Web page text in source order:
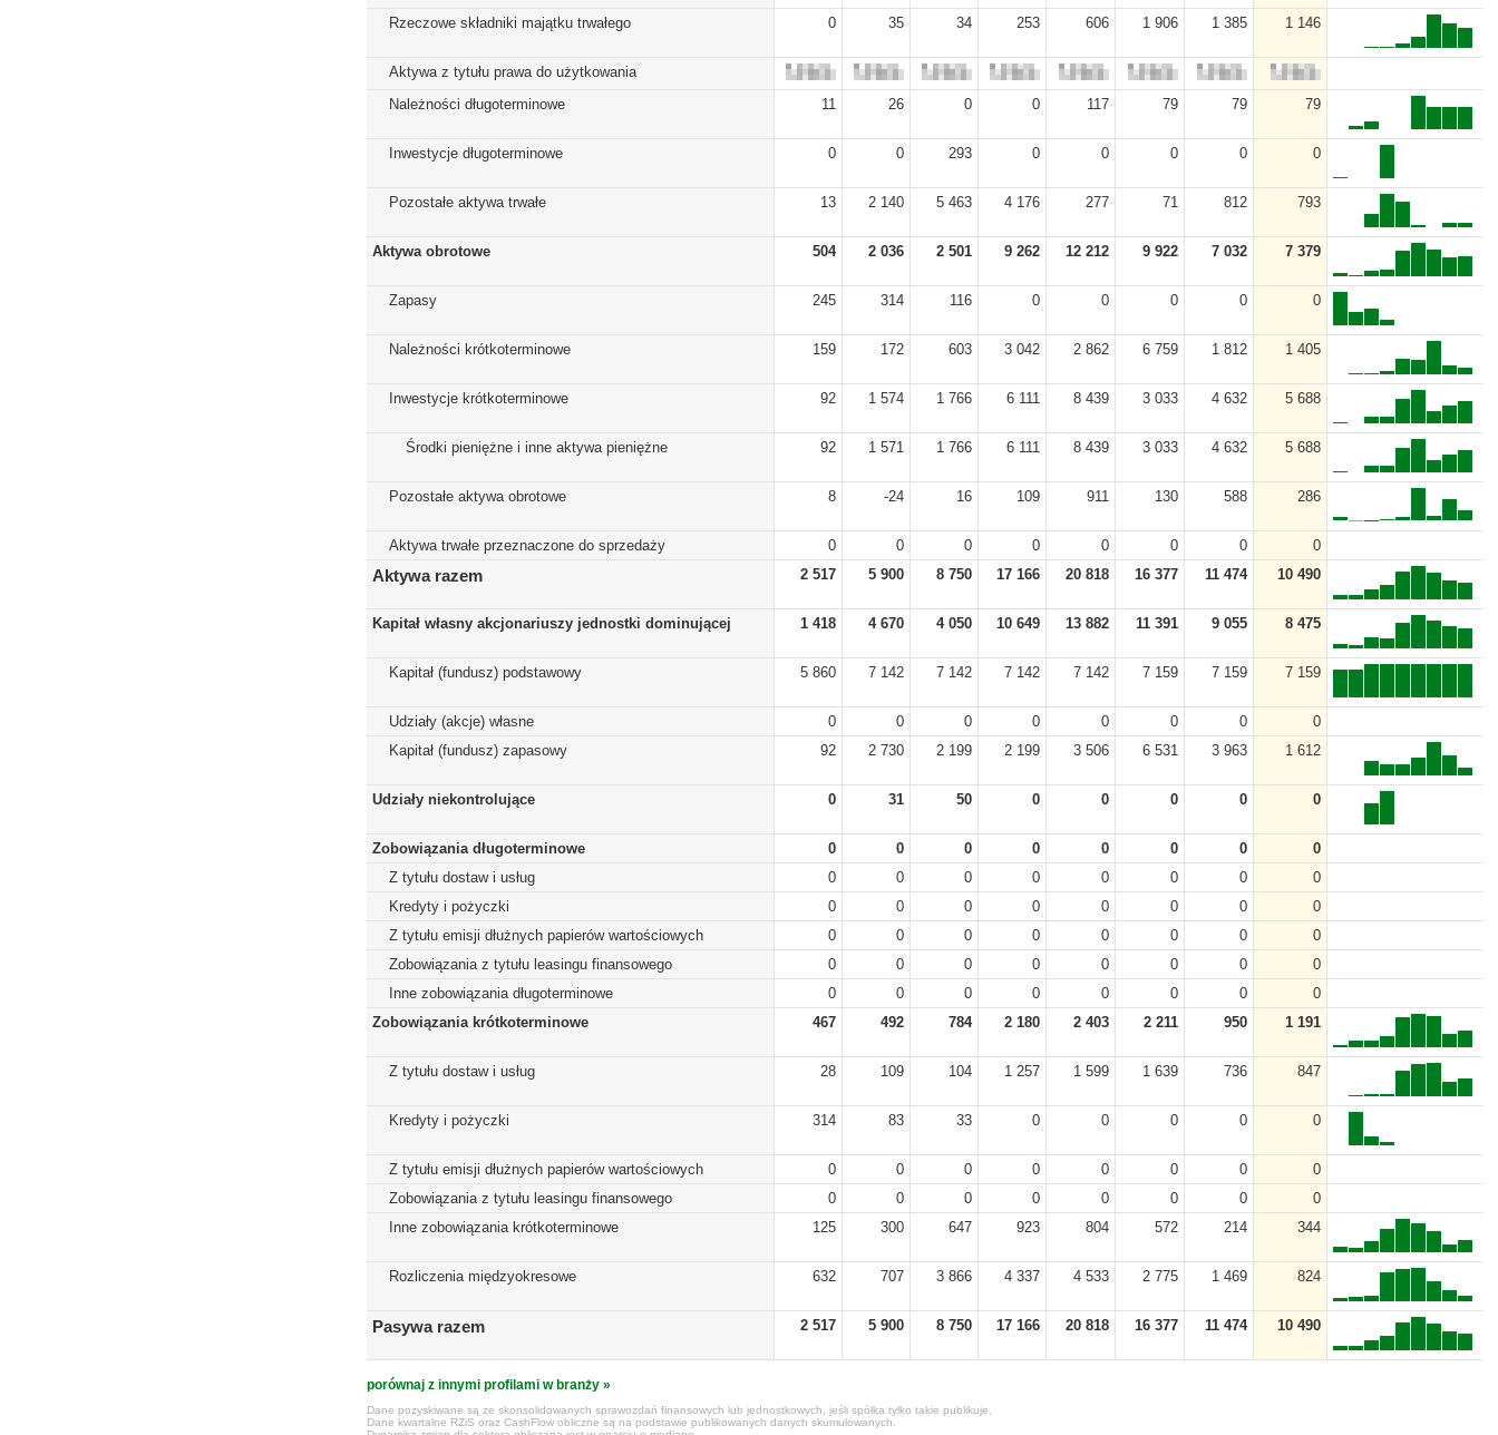
Rzeczowe składniki majątku trwałego
0 35 34 253 606 1 906 1 385 1 146
Aktywa z tytułu prawa do użytkowania
Należności długoterminowe
11 26 0 0 117 79 79 79
Inwestycje długoterminowe 0 0 293 0 0 0 0 0
Pozostałe aktywa trwałe 13 2 140 5 463 4 176 277 71 812 793
Aktywa obrotowe 504 2 036 2 501 9 262 12 212 9 922 7 032 7 379
Zapasy 245 314 116 0 0 0 0 0
Należności krótkoterminowe 159 172 603 3 042 2 862 6 759 1 812 1 405
Inwestycje krótkoterminowe 92 1 574 1 766 6 111 8 439 3 033 4 632 5 688
Środki pieniężne i inne aktywa pieniężne 92 1 571 1 766 6 111 8 439 3 033 4 632 5 688
Pozostałe aktywa obrotowe 8 -24 16 109 911 130 588 286
Aktywa trwałe przeznaczone do sprzedaży 0 0 0 0 0 0 0 0
Aktywa razem 2 517 5 900 8 750 17 166 20 818 16 377 11 474 10 490
Kapitał własny akcjonariuszy jednostki dominującej 1 418 4 670 4 050 10 649 13 882 11 391 9 055 8 475
Kapitał (fundusz) podstawowy 5 860 7 142 7 142 7 142 7 142 7 159 7 159 7 159
Udziały (akcje) własne 0 0 0 0 0 0 0
0
Kapitał (fundusz) zapasowy
92 2 730 2 199 2 199 3 506 6 531 3 963 1 612
Udziały niekontrolujące 0 31 50 0 0 0 0 0
Zobowiązania długoterminowe 0 0 0 0 0 0 0
0
Z tytułu dostaw i usług
0 0 0 0 0 0 0
0
Kredyty i pożyczki
0 0 0 0 0 0 0
0
Z tytułu emisji dłużnych papierów wartościowych
0 0 0 0 0 0 0
0
Zobowiązania z tytułu leasingu finansowego
0 0 0 0 0 0 0
0
Inne zobowiązania długoterminowe
0 0 0 0 0 0 0
0
Zobowiązania krótkoterminowe
467 492 784 2 180 2 403 2 211 950 1 191
Z tytułu dostaw i usług 28 109 104 1 257 1 599 1 639 736 847
Kredyty i pożyczki 314 83 33 0 0 0 0 0
Z tytułu emisji dłużnych papierów wartościowych 0 0 0 0 0 0 0
0
Zobowiązania z tytułu leasingu finansowego
0 0 0 0 0 0 0
0
Inne zobowiązania krótkoterminowe
125 300 647 923 804 572 214 344
Rozliczenia międzyokresowe 632 707 3 866 4 337 4 533 2 775 1 469 824
Pasywa razem 2 517 5 900 8 750 17 166 20 818 16 377 11 474 10 490
porównaj z innymi profilami w branży »
Dane pozyskiwane są ze skonsolidowanych sprawozdań finansowych lub jednostkowych, jeśli spółka tylko takie publikuje.
Dane kwartalne RZiS oraz CashFlow obliczne są na podstawie publikowanych danych skumulowanych.